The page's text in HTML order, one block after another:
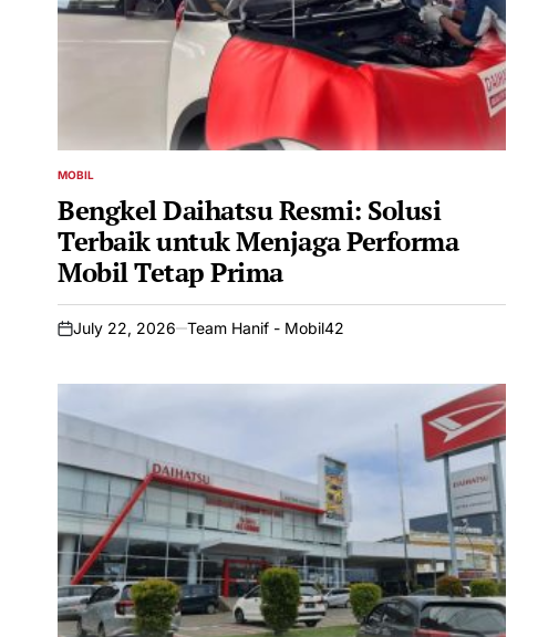
POSTED
MOBIL
Bengkel Daihatsu Resmi: Solusi
Terbaik untuk Menjaga Performa
Mobil Tetap Prima
on
July 22, 2026 Team Hanif - Mobil42